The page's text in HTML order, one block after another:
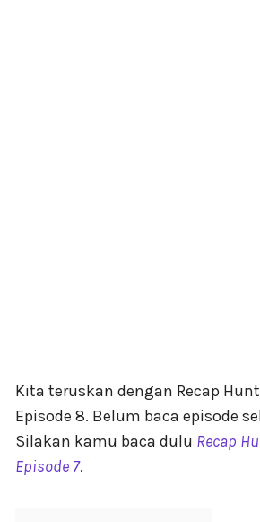
Kita teruskan dengan Recap
Episode 8. Belum baca episode
Silakan kamu baca dulu Recap
Episode 7.